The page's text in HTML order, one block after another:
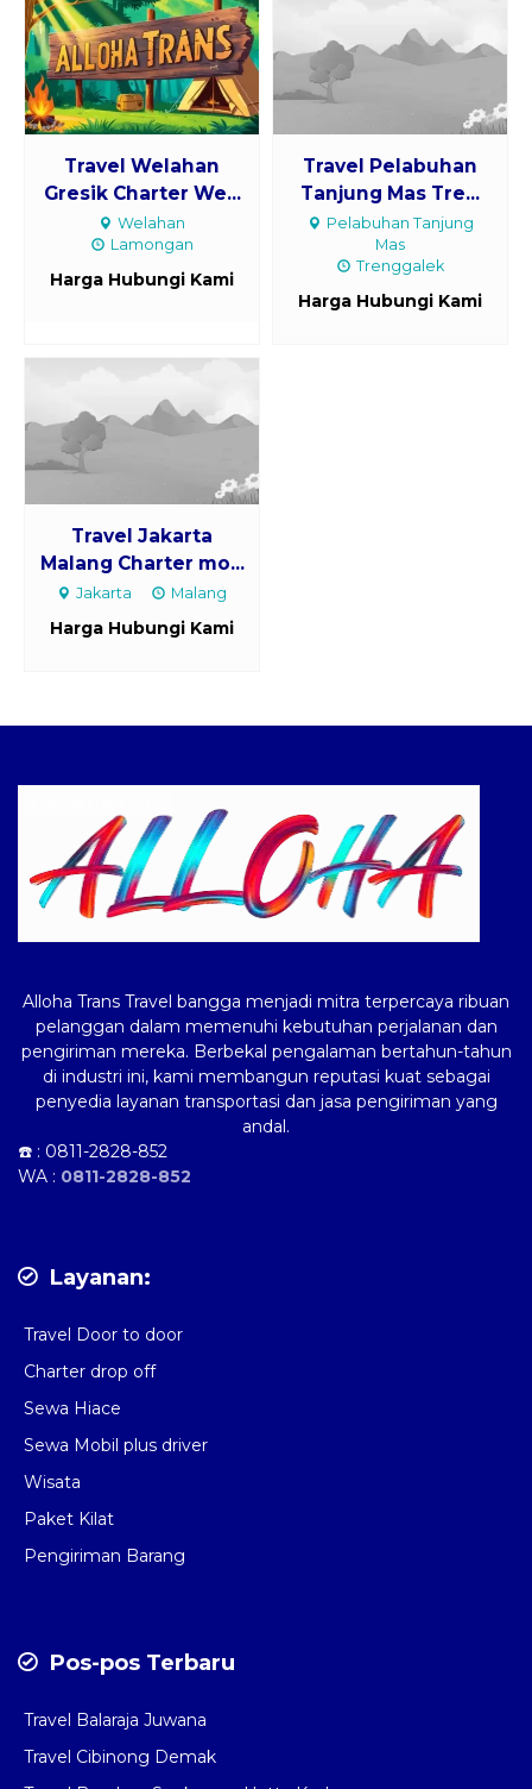
Travel Welahan
Gresik Charter We...
Welahan
Lamongan
Harga Hubungi Kami
Travel Pelabuhan
Tanjung Mas Tre...
Pelabuhan Tanjung
Mas
Trenggalek
Harga Hubungi Kami
Travel Jakarta
Malang Charter mo...
Jakarta Malang
Harga Hubungi Kami
Alloha Trans Travel bangga menjadi mitra terpercaya ribuan
pelanggan dalam memenuhi kebutuhan perjalanan dan
pengiriman mereka. Berbekal pengalaman bertahun-tahun
di industri ini, kami membangun reputasi kuat sebagai
penyedia layanan transportasi dan jasa pengiriman yang
andal.
☎️ : 0811-2828-852
WA : 0811-2828-852
Layanan:
Travel Door to door
Charter drop off
Sewa Hiace
Sewa Mobil plus driver
Wisata
Paket Kilat
Pengiriman Barang
Pos-pos Terbaru
Travel Balaraja Juwana
Travel Cibinong Demak